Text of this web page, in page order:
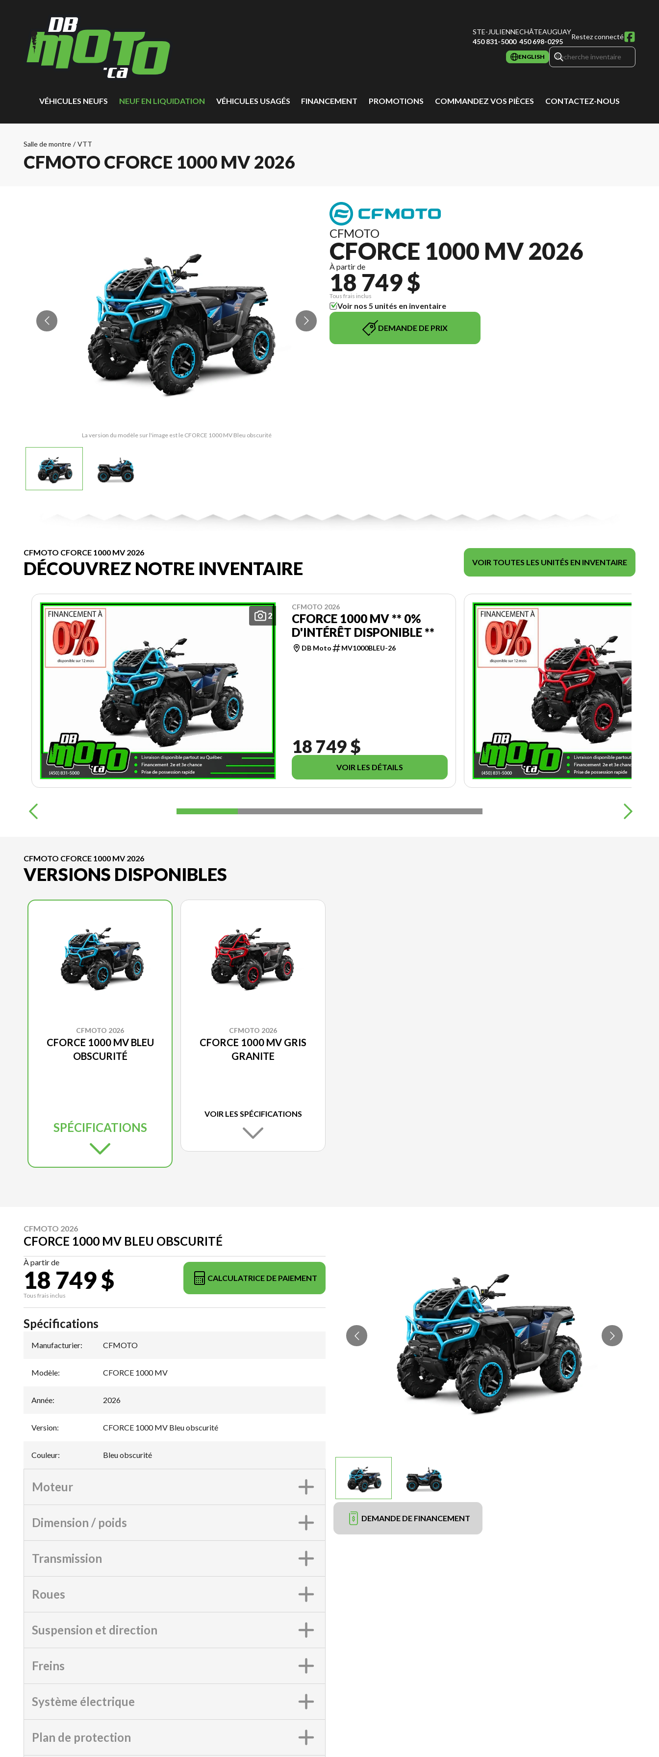
STE-JULIENNE
450 831-5000
CHÂTEAUGUAY
450 698-0295
Restez connecté
ENGLISH
VÉHICULES NEUFS NEUF EN LIQUIDATION VÉHICULES USAGÉS FINANCEMENT PROMOTIONS COMMANDEZ VOS PIÈCES CONTACTEZ-NOUS
Salle de montre / VTT
CFMOTO CFORCE 1000 MV 2026
La version du modèle sur l'image est le CFORCE 1000 MV Bleu obscurité
CFMOTO
CFORCE 1000 MV 2026
À partir de
18 749 $
Tous frais inclus
Voir nos 5 unités en inventaire
DEMANDE DE PRIX
CFMOTO CFORCE 1000 MV 2026
DÉCOUVREZ NOTRE INVENTAIRE VOIR TOUTES LES UNITÉS EN INVENTAIRE
2
CFMOTO 2026
CFORCE 1000 MV ** 0%
D'INTÉRÊT DISPONIBLE **
DB Moto MV1000BLEU-26
18 749 $
VOIR LES DÉTAILS
CFMOTO CFORCE 1000 MV 2026
VERSIONS DISPONIBLES
CFMOTO 2026
CFORCE 1000 MV BLEU
OBSCURITÉ
SPÉCIFICATIONS
CFMOTO 2026
CFORCE 1000 MV GRIS
GRANITE
VOIR LES SPÉCIFICATIONS
CFMOTO 2026
CFORCE 1000 MV BLEU OBSCURITÉ
À partir de
18 749 $
Tous frais inclus
CALCULATRICE DE PAIEMENT
DEMANDE DE FINANCEMENT
Spécifications
Manufacturier: CFMOTO
Modèle: CFORCE 1000 MV
Année: 2026
Version: CFORCE 1000 MV Bleu obscurité
Couleur: Bleu obscurité
Moteur
Dimension / poids
Transmission
Roues
Suspension et direction
Freins
Système électrique
Plan de protection